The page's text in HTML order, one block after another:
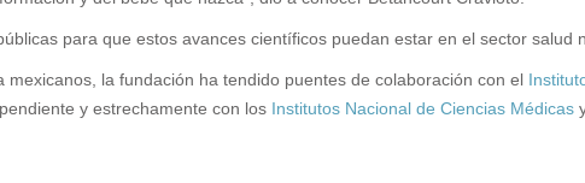
para que estos avances científicos puedan estar en el sector salud
la fundación ha tendido puentes de colaboración con el
y estrechamente con los Institutos Nacional de Ciencias Médicas